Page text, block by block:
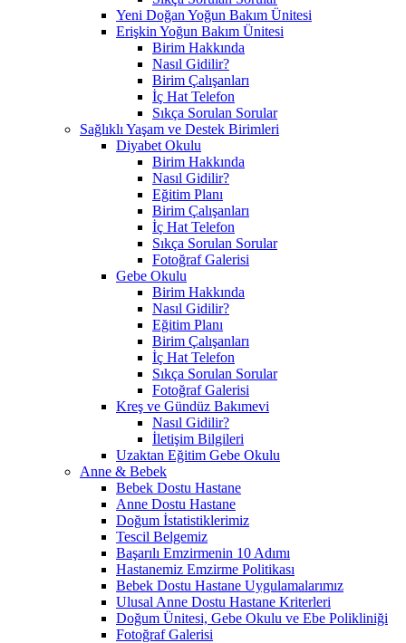
Yeni Doğan Yoğun Bakım Ünitesi
Erişkin Yoğun Bakım Ünitesi
Birim Hakkında
Nasıl Gidilir?
Birim Çalışanları
İç Hat Telefon
Sıkça Sorulan Sorular
Sağlıklı Yaşam ve Destek Birimleri
Diyabet Okulu
Birim Hakkında
Nasıl Gidilir?
Eğitim Planı
Birim Çalışanları
İç Hat Telefon
Sıkça Sorulan Sorular
Fotoğraf Galerisi
Gebe Okulu
Birim Hakkında
Nasıl Gidilir?
Eğitim Planı
Birim Çalışanları
İç Hat Telefon
Sıkça Sorulan Sorular
Fotoğraf Galerisi
Kreş ve Gündüz Bakımevi
Nasıl Gidilir?
İletişim Bilgileri
Uzaktan Eğitim Gebe Okulu
Anne & Bebek
Bebek Dostu Hastane
Anne Dostu Hastane
Doğum İstatistiklerimiz
Tescil Belgemiz
Başarılı Emzirmenin 10 Adımı
Hastanemiz Emzirme Politikası
Bebek Dostu Hastane Uygulamalarımız
Ulusal Anne Dostu Hastane Kriterleri
Doğum Ünitesi, Gebe Okulu ve Ebe Polikliniği
Fotoğraf Galerisi